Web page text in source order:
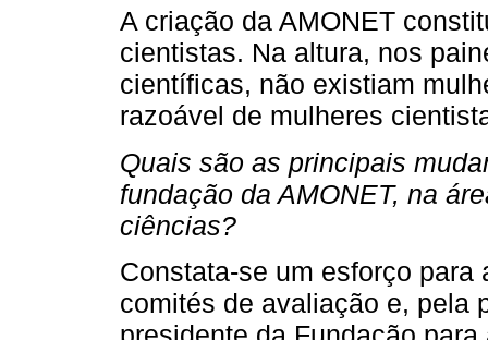
A criação da AMONET
cientistas. Na altura, nos
científicas, não existiam
razoável de mulheres
Quais são as principais
fundação da AMONET, na
ciências?
Constata-se um esforço
comités de avaliação e, pela